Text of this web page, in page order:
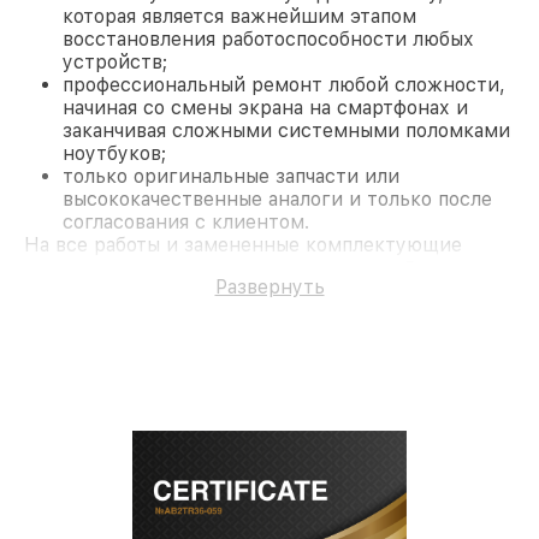
которая является важнейшим этапом
восстановления работоспособности любых
устройств;
профессиональный ремонт любой сложности,
начиная со смены экрана на смартфонах и
заканчивая сложными системными поломками
ноутбуков;
только оригинальные запчасти или
высококачественные аналоги и только после
согласования с клиентом.
На все работы и замененные комплектующие
поломки по условиям гарантии, мы бесплатно
безупречной репутацией;
лицензированное ПО в ремонтно-
диагностических мастерских;
собственный склад комплектующих, что
Развернуть